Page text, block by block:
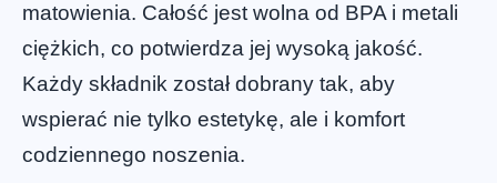
matowienia. Całość jest wolna od BPA i metali
ciężkich, co potwierdza jej wysoką jakość.
Każdy składnik został dobrany tak, aby
wspierać nie tylko estetykę, ale i komfort
codziennego noszenia.